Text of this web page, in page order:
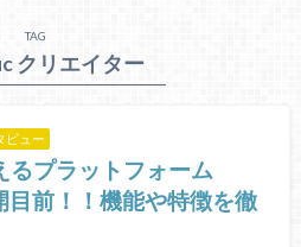
TAG
クリエイター
ビュー
プラットフォーム
目前！！機能や特徴を徹